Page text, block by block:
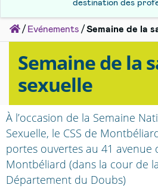
destination des
Accueil
Evénements Semaine de la
Semaine de la
sexuelle
À l’occasion de la Semaine
Sexuelle, le CSS de
portes ouvertes au 41 avenue
Montbéliard (dans la cour de
Département du Doubs)